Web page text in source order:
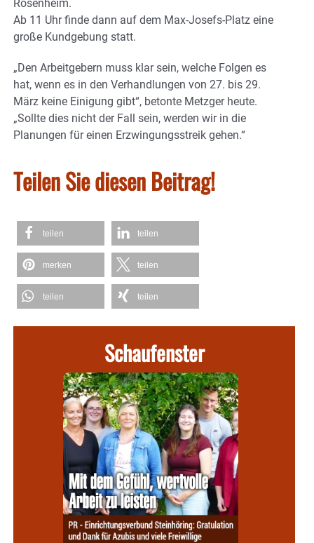
Rosenheim.
Ab 11 Uhr finde dann auf dem Max-Josefs-Platz eine
große Kundgebung statt.
„Den Arbeitgebern muss klar sein, welche Folgen es
hat, wenn es in den Verhandlungen von 27. bis 29.
März keine Einigung gibt“, betonte Metzger heute.
„Sollte dies nicht der Fall sein, werden wir in die
Planungen für einen Erzwingungsstreik gehen.“
Teilen Sie diesen Beitrag!
teilen teilen
merken teilen
teilen teilen
Schaufenster